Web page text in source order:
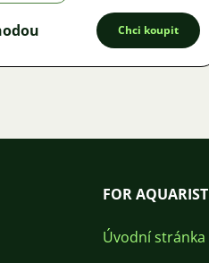
Chci koupit
FOR AQUARIST
Úvodní stránka